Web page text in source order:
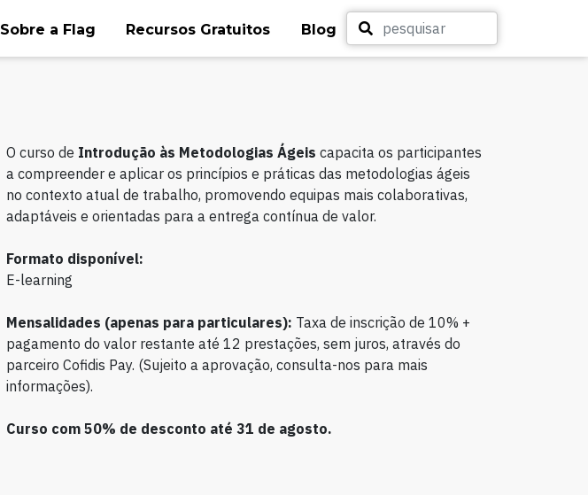
Sobre a Flag Recursos Gratuitos Blog
O curso de Introdução às Metodologias Ágeis capacita os participantes
a compreender e aplicar os princípios e práticas das metodologias ágeis
no contexto atual de trabalho, promovendo equipas mais colaborativas,
adaptáveis e orientadas para a entrega contínua de valor.
Formato disponível:
E-learning
Mensalidades (apenas para particulares): Taxa de inscrição de 10% +
pagamento do valor restante até 12 prestações, sem juros, através do
parceiro Cofidis Pay. (Sujeito a aprovação, consulta-nos para mais
informações).
Curso com 50% de desconto até 31 de agosto.